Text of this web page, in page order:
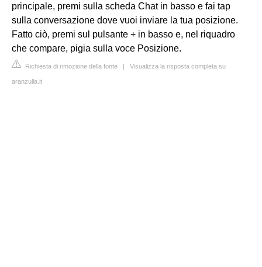
principale, premi sulla scheda Chat in basso e fai tap
sulla conversazione dove vuoi inviare la tua posizione.
Fatto ciò, premi sul pulsante + in basso e, nel riquadro
che compare, pigia sulla voce Posizione.
Richiesta di rimozione della fonte | Visualizza la risposta completa su
aranzulla.it